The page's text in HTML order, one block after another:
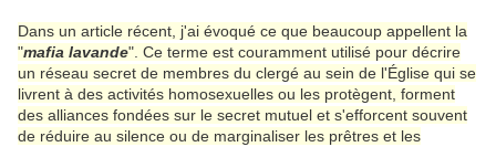
Dans un article récent, j'ai évoqué ce que beaucoup appellent la
"mafia lavande". Ce terme est couramment utilisé pour décrire
un réseau secret de membres du clergé au sein de l'Église qui se
livrent à des activités homosexuelles ou les protègent, forment
des alliances fondées sur le secret mutuel et s'efforcent souvent
de réduire au silence ou de marginaliser les prêtres et les